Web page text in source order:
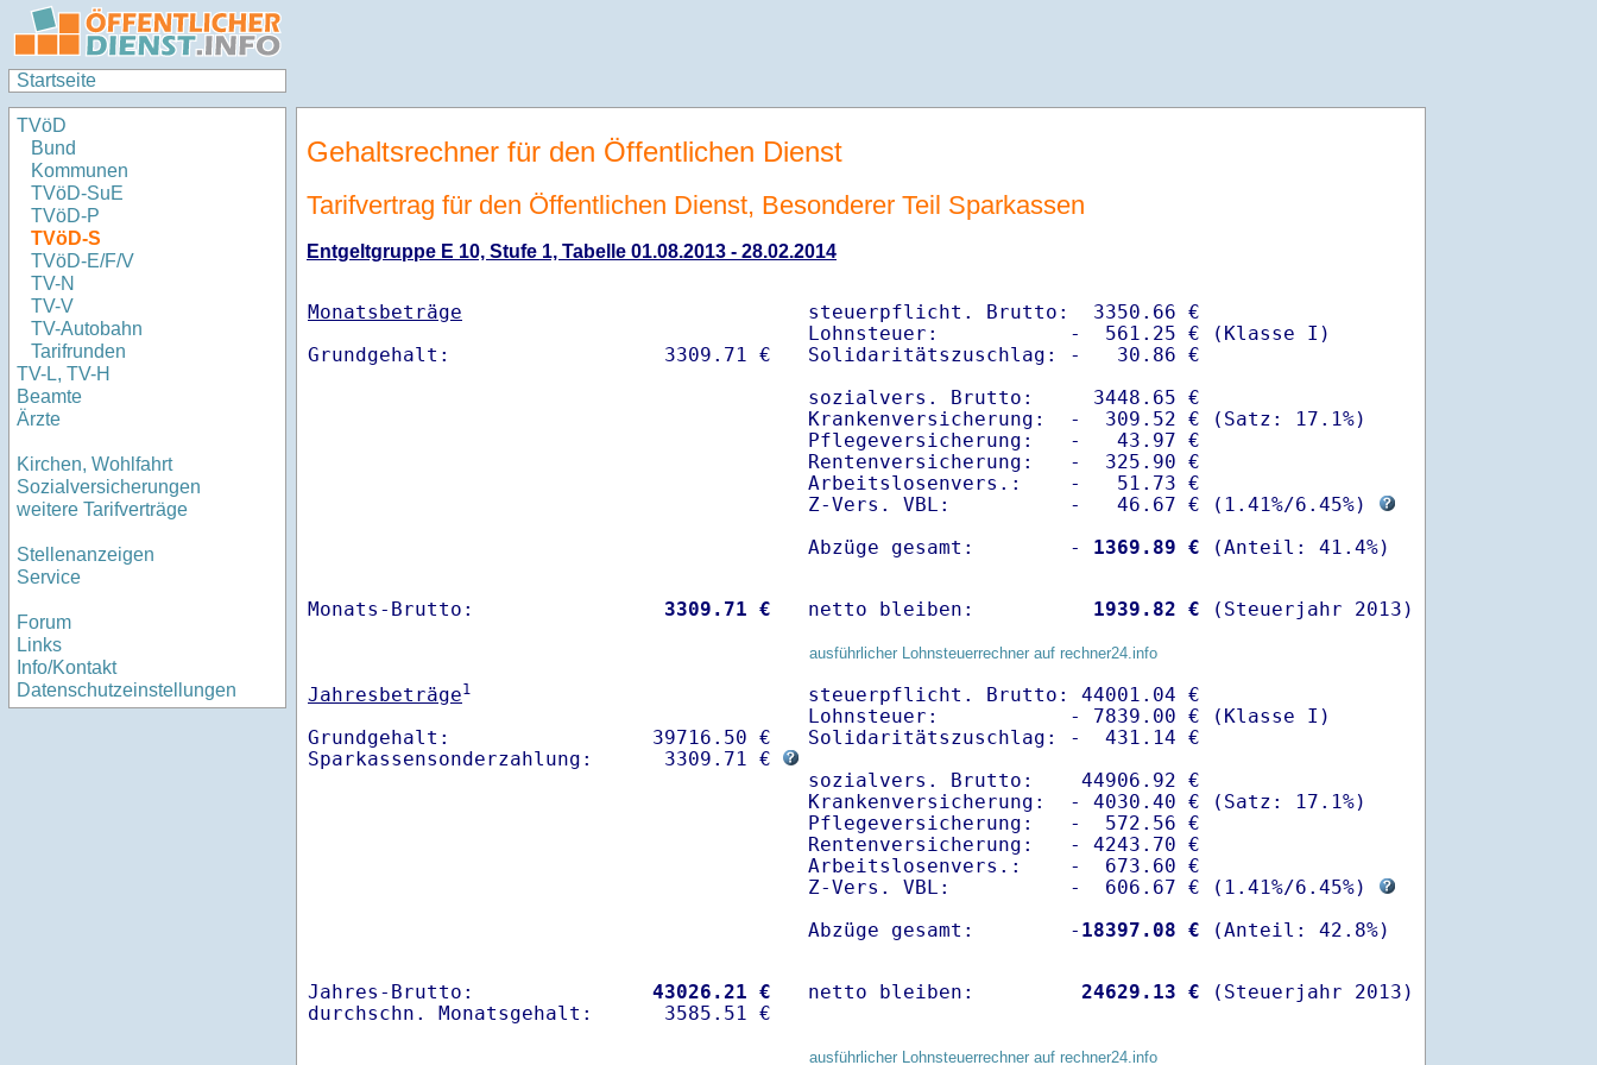
Startseite
TVöD
Bund
Kommunen
TVöD-SuE
TVöD-P
TVöD-S
TVöD-E/F/V
TV-N
TV-V
TV-Autobahn
Tarifrunden
TV-L, TV-H
Beamte
Ärzte
Kirchen, Wohlfahrt
Sozialversicherungen
weitere Tarifverträge
Stellenanzeigen
Service
Forum
Links
Info/Kontakt
Datenschutzeinstellungen
Gehaltsrechner für den Öffentlichen Dienst
Tarifvertrag für den Öffentlichen Dienst, Besonderer Teil Sparkassen
Entgeltgruppe E 10, Stufe 1, Tabelle 01.08.2013 - 28.02.2014
Monatsbeträge
steuerpflicht. Brutto:  3350.66 €
Lohnsteuer:           -  561.25 € (Klasse I)
Solidaritätszuschlag: -   30.86 €
sozialvers. Brutto:     3448.65 €
Krankenversicherung:  -  309.52 € (Satz: 17.1%)
Pflegeversicherung:   -   43.97 €
Rentenversicherung:   -  325.90 €
Arbeitslosenvers.:    -   51.73 €
Z-Vers. VBL:          -   46.67 € ( 1.41%/6.45%)
Abzüge gesamt:        -
1369.89 €
Monats-Brutto: 3309.71 € netto bleiben: 1939.82 € (Steuerjahr 2013)
ausführlicher Lohnsteuerrechner auf rechner24.info
Jahresbeträge1
Grundgehalt:                 39716.50 €
Sparkassensonderzahlung:      3309.71 €
steuerpflicht. Brutto: 44001.04 €
Lohnsteuer:           - 7839.00 € (Klasse I)
Solidaritätszuschlag: -  431.14 €
sozialvers. Brutto:    44906.92 €
Krankenversicherung:  - 4030.40 € (Satz: 17.1%)
Pflegeversicherung:   -  572.56 €
Rentenversicherung:   - 4243.70 €
Arbeitslosenvers.:    -  673.60 €
Z-Vers. VBL:          -  606.67 € ( 1.41%/6.45%)
Abzüge gesamt:        - 18397.08 €
Jahres-Brutto: 43026.21 €
netto bleiben: 24629.13 € (Steuerjahr 2013)
ausführlicher Lohnsteuerrechner auf rechner24.info